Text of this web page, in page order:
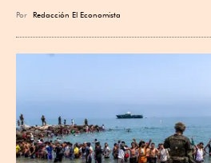
Por Redacción El Economista